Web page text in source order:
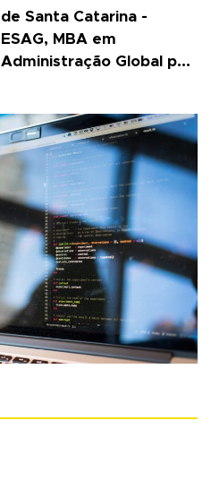
de Santa Catarina -
ESAG, MBA em
Administração Global p...